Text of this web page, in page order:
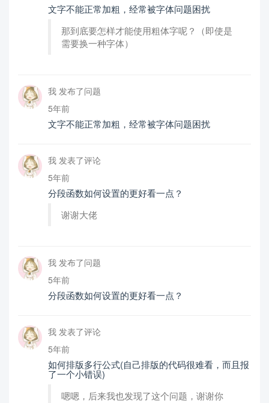
文字不能正常加粗，经常被字体问题困扰
那到底要怎样才能使用粗体字呢？（即使是
需要换一种字体）
我 发布了问题
5年前
文字不能正常加粗，经常被字体问题困扰
我 发表了评论
5年前
分段函数如何设置的更好看一点？
谢谢大佬
我 发布了问题
5年前
分段函数如何设置的更好看一点？
我 发表了评论
5年前
如何排版多行公式(自己排版的代码很难看，而且报
了一个小错误)
嗯嗯，后来我也发现了这个问题，谢谢你